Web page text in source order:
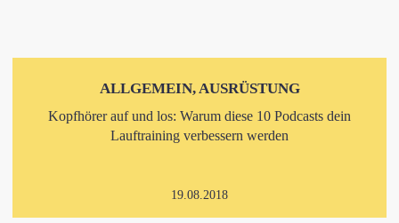
ALLGEMEIN, AUSRÜSTUNG
Kopfhörer auf und los: Warum diese 10 Podcasts dein
Lauftraining verbessern werden
19.08.2018